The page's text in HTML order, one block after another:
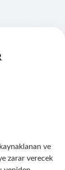
ve
zarar verecek